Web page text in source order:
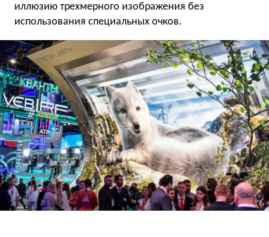
иллюзию трехмерного изображения без
использования специальных очков.